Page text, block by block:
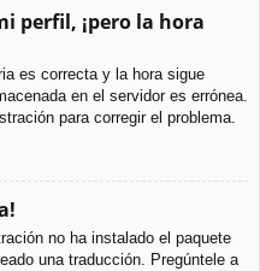
perfil, ¡pero la hora
es correcta y la hora sigue
en el servidor es errónea.
para corregir el problema.
no ha instalado el paquete
una traducción. Pregúntele a